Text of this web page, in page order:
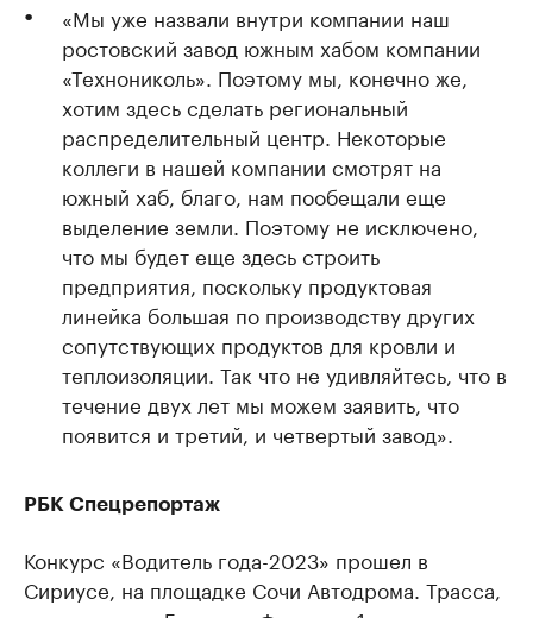
«Мы уже назвали внутри компании наш
ростовский завод южным хабом компании
«Технониколь». Поэтому мы, конечно же,
хотим здесь сделать региональный
распределительный центр. Некоторые
коллеги в нашей компании смотрят на
южный хаб, благо, нам пообещали еще
выделение земли. Поэтому не исключено,
что мы будет еще здесь строить
предприятия, поскольку продуктовая
линейка большая по производству других
сопутствующих продуктов для кровли и
теплоизоляции. Так что не удивляйтесь, что в
течение двух лет мы можем заявить, что
появится и третий, и четвертый завод».
РБК Спецрепортаж
Конкурс «Водитель года-2023» прошел в
Сириусе, на площадке Сочи Автодрома. Трасса,